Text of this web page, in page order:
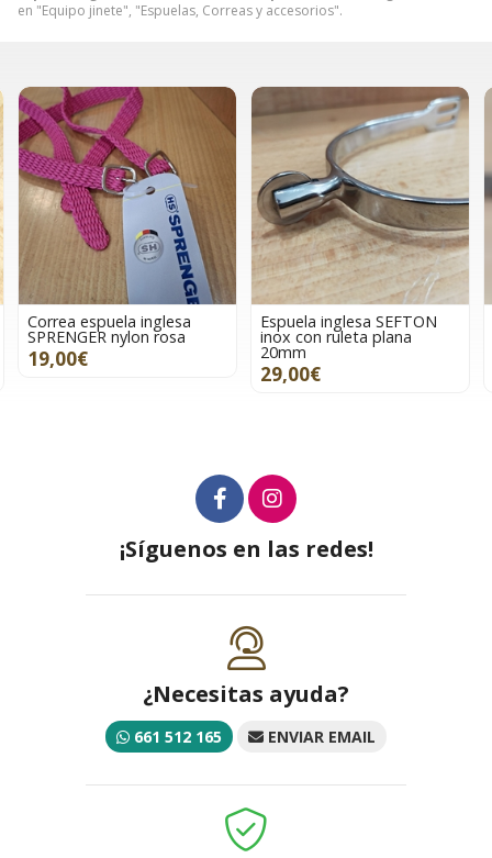
en "Equipo jinete", "Espuelas, Correas y accesorios".
Correa espuela inglesa
SPRENGER nylon rosa
19,00€
Espuela inglesa SEFTON
inox con ruleta plana
20mm
29,00€
¡Síguenos en las redes!
¿Necesitas ayuda?
661 512 165 ENVIAR EMAIL